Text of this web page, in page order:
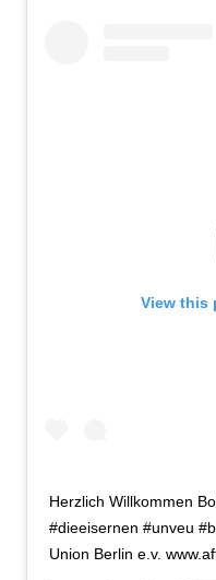
View this
Herzlich Willkommen
#dieeisernen #unveu
Union Berlin e.v.